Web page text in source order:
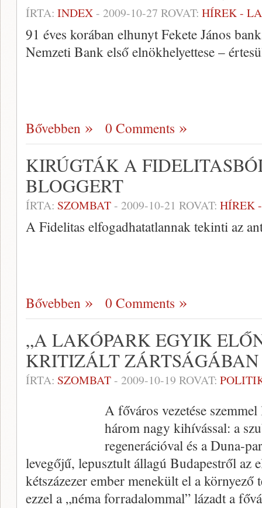
ÍRTA: INDEX- 2009-10-27 ROVAT: HÍREK -
91 éves korában elhunyt Fekete János
Nemzeti Bank első elnökhelyettese –
Bővebben 0 Comments
KIRÚGTÁK A
BLOGGERT
ÍRTA: SZOMBAT- 2009-10-21 ROVAT: HÍREK
A Fidelitas elfogadhatatlannak tekinti az
Bővebben 0 Comments
„A LAKÓPARK EGYIK
KRITIZÁLT
ÍRTA: SZOMBAT- 2009-10-19 ROVAT:
A főváros vezetése
három nagy kihívással: a
regenerációval és a Duna-
levegőjű, lepusztult állagú Budapestről az
kétszázezer ember menekült el a
ezzel a „néma forradalommal” lázadt a